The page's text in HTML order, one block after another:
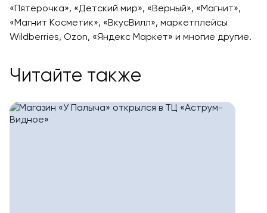
«Пятерочка», «Детский мир», «Верный», «Магнит»,
«Магнит Косметик», «ВкусВилл», маркетплейсы
Wildberries, Ozon, «Яндекс Маркет» и многие другие.
Читайте также